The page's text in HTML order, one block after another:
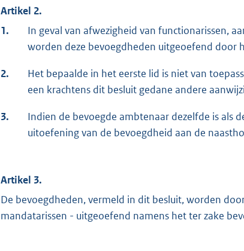
Artikel 2.
1.
In geval van afwezigheid van functionarissen,
worden deze bevoegdheden uitgeoefend door
2.
Het bepaalde in het eerste lid is niet van
een krachtens dit besluit gedane andere
3.
Indien de bevoegde ambtenaar dezelfde is als
uitoefening van de bevoegdheid aan de
Artikel 3.
De bevoegdheden, vermeld in dit besluit, worden
mandatarissen - uitgeoefend namens het ter zake